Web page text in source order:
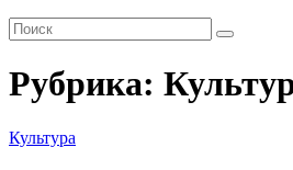
Рубрика:
Культура